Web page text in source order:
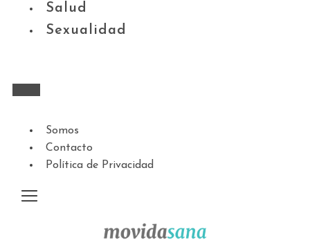
Salud
Sexualidad
Somos
Contacto
Política de Privacidad